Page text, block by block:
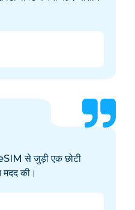
से जुड़ी एक छोटी
मदद की।